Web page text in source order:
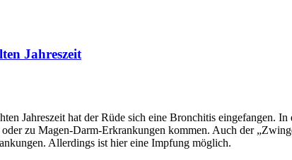
Jahreszeit
Jahreszeit hat der Rüde sich eine Bronchitis eingefangen.
zu Magen-Darm-Erkrankungen kommen. Auch der
Allerdings ist hier eine Impfung möglich.